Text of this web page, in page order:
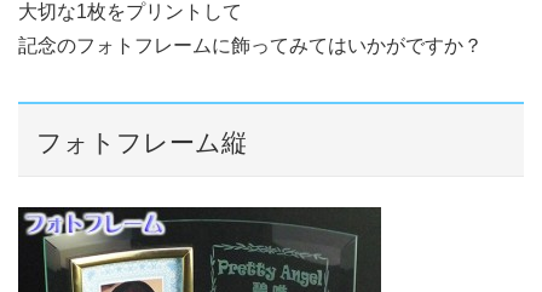
大切な1枚をプリントして
記念のフォトフレームに飾ってみてはいかがですか？
フォトフレーム縦